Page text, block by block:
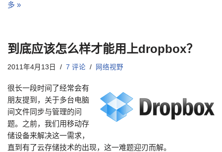
多 »
到底应该怎么样才能用上dropbox？
2011年4月13日 7 评论 网络视野
很长一段时间了经常会有
朋友提到，关于多台电脑
间文件同步与管理的问
题。之前，我们用移动存
储设备来解决这一需求，
直到有了云存储技术的出现，这一难题迎刃而解。